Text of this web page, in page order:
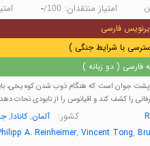
امتیاز منتقدان: -/100
فارسی
با شرایط جنگی )
فارسی ( دو زبانه )
جوان است که هنگام ذوب شدن کوه یخی،
را کشف کند و اقیانوس را از نابودی نحات
کشور: آلمان,کانادا,
A. Reinheimer, Vincent Tong,